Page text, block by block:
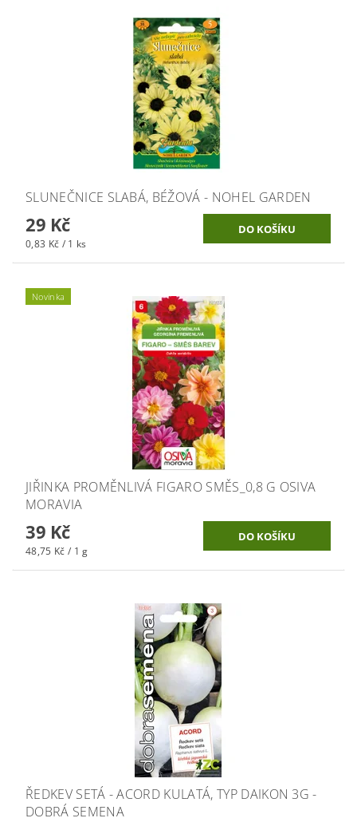
SLUNEČNICE SLABÁ, BÉŽOVÁ - NOHEL GARDEN
29 Kč
0,83 Kč / 1 ks
Novinka
JIŘINKA PROMĚNLIVÁ FIGARO SMĚS_0,8 G OSIVA
MORAVIA
39 Kč
48,75 Kč / 1 g
ŘEDKEV SETÁ - ACORD KULATÁ, TYP DAIKON 3G -
DOBRÁ SEMENA